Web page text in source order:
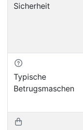
Sicherheit
Typische
Betrugsmaschen